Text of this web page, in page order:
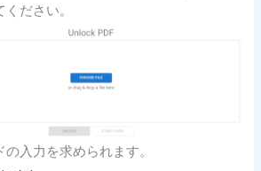
ださい。
の入力を求められます。